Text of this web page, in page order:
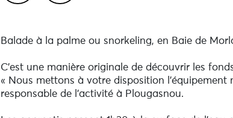
Balade à la palme ou snorkeling, en Baie de
C’est une manière originale de découvrir les
« Nous mettons à votre disposition
responsable de l’activité à Plougasnou.